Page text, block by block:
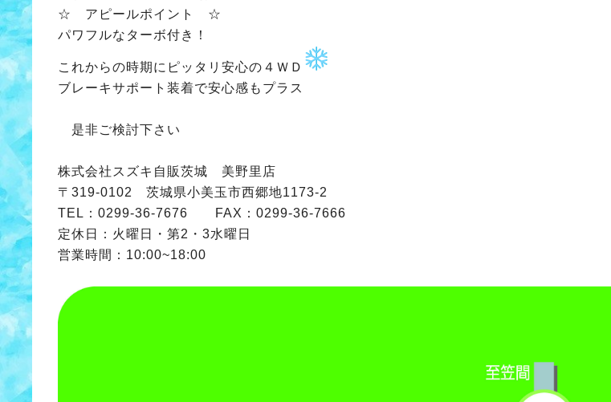
☆ アピールポイント ☆
パワフルなターボ付き！
これからの時期にピッタリ安心の４ＷＤ
ブレーキサポート装着で安心感もプラス
是非ご検討下さい
株式会社スズキ自販茨城 美野里店
〒319-0102 茨城県小美玉市西郷地1173-2
TEL：0299-36-7676 FAX：0299-36-7666
定休日：火曜日・第2・3水曜日
営業時間：10:00~18:00